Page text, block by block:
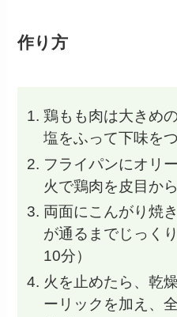
作り方
鶏もも肉は大きめ
塩をふって下味を
フライパンにオリ
火で鶏肉を皮目か
両面にこんがり焼
が通るまでじっく
10分）
火を止めたら、乾
ーリックを加え、